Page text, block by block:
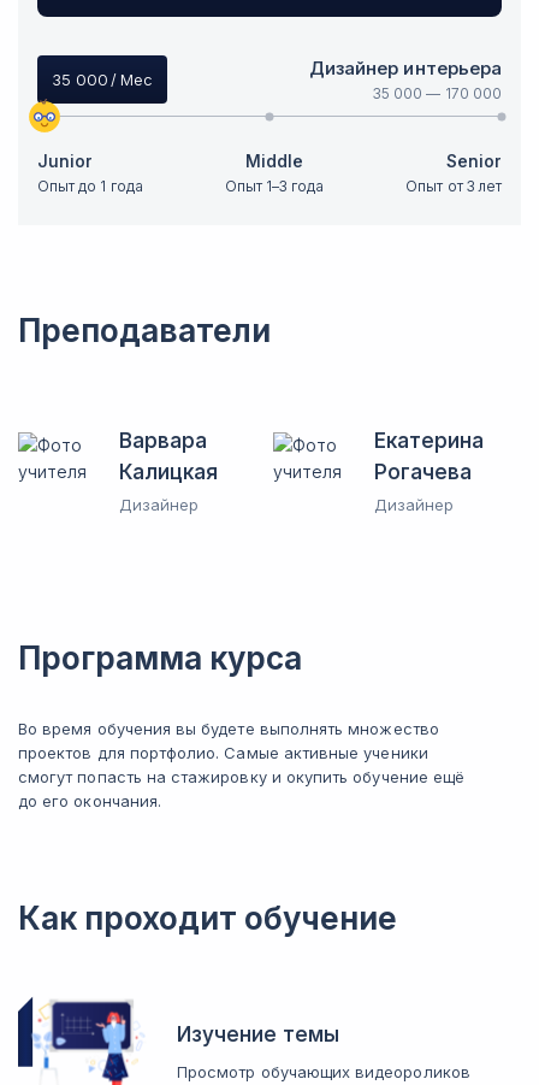
35 000 / Мес Дизайнер интерьера
35 000 — 170 000
Junior
Опыт до 1 года
Middle
Опыт 1–3 года
Senior
Опыт от 3 лет
Преподаватели
Варвара
Калицкая
Дизайнер
Екатерина
Рогачева
Дизайнер
Программа курса
Во время обучения вы будете выполнять множество
проектов для портфолио. Самые активные ученики
смогут попасть на стажировку и окупить обучение ещё
до его окончания.
Как проходит обучение
Изучение темы
Просмотр обучающих видеороликов